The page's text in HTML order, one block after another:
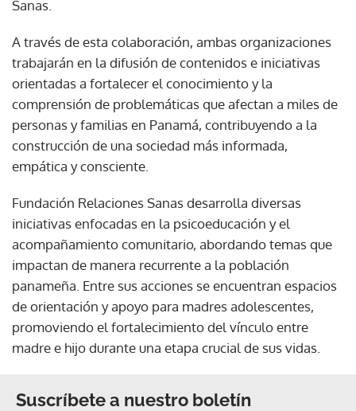
Sanas.
A través de esta colaboración, ambas organizaciones
trabajarán en la difusión de contenidos e iniciativas
orientadas a fortalecer el conocimiento y la
comprensión de problemáticas que afectan a miles de
personas y familias en Panamá, contribuyendo a la
construcción de una sociedad más informada,
empática y consciente.
Fundación Relaciones Sanas desarrolla diversas
iniciativas enfocadas en la psicoeducación y el
acompañamiento comunitario, abordando temas que
impactan de manera recurrente a la población
panameña. Entre sus acciones se encuentran espacios
de orientación y apoyo para madres adolescentes,
promoviendo el fortalecimiento del vínculo entre
madre e hijo durante una etapa crucial de sus vidas.
Suscríbete a nuestro boletín